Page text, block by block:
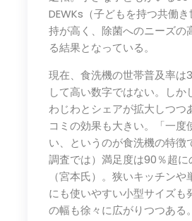
DEWKs（子どもを持つ共働
持が高く、除菌へのニーズの
る結果となっている。
現在、食洗機の世帯普及率は
して高い数字ではない。しか
わじわとシェアが拡大しつつ
コミの効果も大きい。「一度
い、というのが食洗機の特徴
調査では）満足度は90％超に
（宮本氏）。狭いキッチン
にも使いやすい小型サイズも
の幅も徐々に広がりつつある。